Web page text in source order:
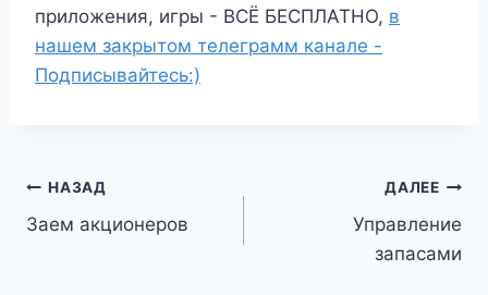
приложения, игры - ВСЁ БЕСПЛАТНО, в
нашем закрытом телеграмм канале -
Подписывайтесь:)
Навигация
по
НАЗАД
Заем акционеров
ДАЛЕЕ
Управление
запасами